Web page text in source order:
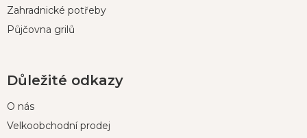
Zahradnické potřeby
Půjčovna grilů
Důležité odkazy
O nás
Velkoobchodní prodej